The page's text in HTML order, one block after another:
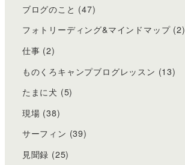
ブログのこと (47)
フォトリーディング&マインドマップ(2)
仕事 (2)
ものくろキャンプブログレッスン (13)
たまに犬 (5)
現場 (38)
サーフィン (39)
見聞録 (25)